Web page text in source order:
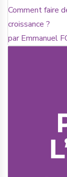
Comment faire
croissance ?
par Emmanuel